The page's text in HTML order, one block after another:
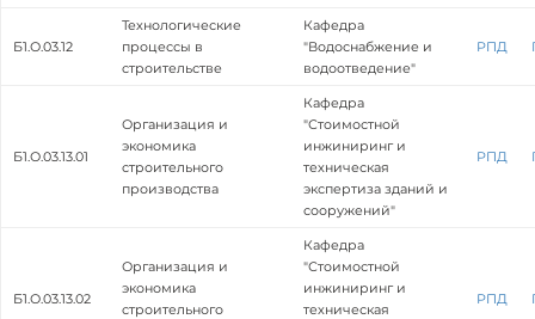
Б1.О.03.12
Технологические
процессы в
строительстве
Кафедра
"Водоснабжение и
водоотведение"
РПД
Б1.О.03.13.01
Организация и
экономика
строительного
производства
Кафедра
"Стоимостной
инжиниринг и
техническая
экспертиза зданий и
сооружений"
РПД
Б1.О.03.13.02
Организация и
экономика
строительного
Кафедра
"Стоимостной
инжиниринг и
техническая
РПД